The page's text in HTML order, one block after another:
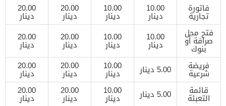
فاتورة
تجارية
10.00
دينار
10.00
دينار
20.00
دينار
20.00
دينار
فتح محل
صرافة أو
بنوك
10.00
دينار
10.00
دينار
20.00
دينار
20.00
دينار
فريضة
شرعية 5.00 دينار 10.00
دينار
20.00
دينار
20.00
دينار
قائمة
التعبئة 5.00 دينار 10.00
دينار
20.00
دينار
20.00
دينار